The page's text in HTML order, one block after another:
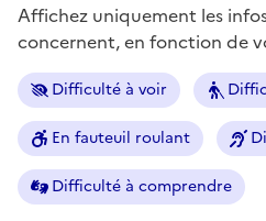
Affichez uniquement les
concernent, en fonction de
Difficulté à voir
En fauteuil roulant
Difficulté à comprendre